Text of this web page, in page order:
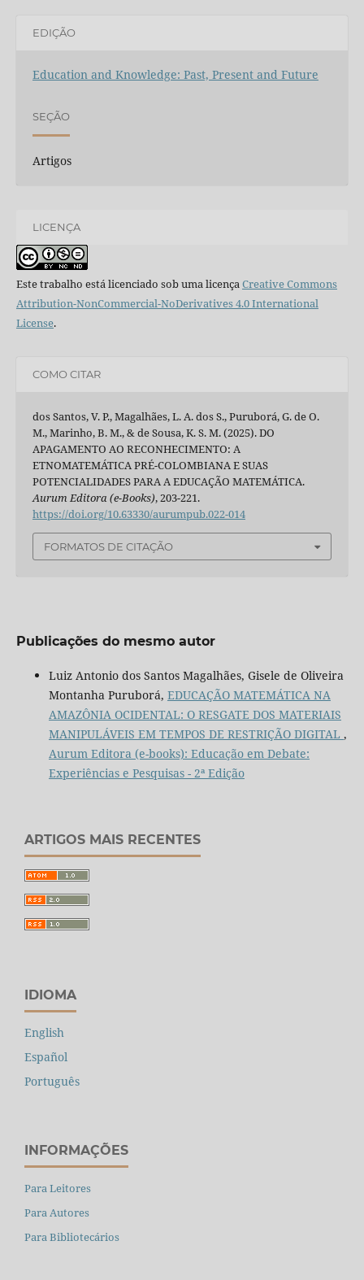
EDIÇÃO
Education and Knowledge: Past, Present and Future
SEÇÃO
Artigos
LICENÇA
Este trabalho está licenciado sob uma licençaCreative Commons
Attribution-NonCommercial-NoDerivatives 4.0 International
License.
COMO CITAR
dos Santos, V. P., Magalhães, L. A. dos S., Puruborá, G. de O.
M., Marinho, B. M., & de Sousa, K. S. M. (2025). DO
APAGAMENTO AO RECONHECIMENTO: A
ETNOMATEMÁTICA PRÉ-COLOMBIANA E SUAS
POTENCIALIDADES PARA A EDUCAÇÃO MATEMÁTICA.
Aurum Editora (e-Books), 203-221.
https://doi.org/10.63330/aurumpub.022-014
FORMATOS DE CITAÇÃO
Publicações do mesmo autor
Luiz Antonio dos Santos Magalhães, Gisele de Oliveira
Montanha Puruborá, EDUCAÇÃO MATEMÁTICA NA
AMAZÔNIA OCIDENTAL: O RESGATE DOS MATERIAIS
MANIPULÁVEIS EM TEMPOS DE RESTRIÇÃO DIGITAL ,
Aurum Editora (e-books): Educação em Debate:
Experiências e Pesquisas - 2ª Edição
ARTIGOS MAIS RECENTES
IDIOMA
English
Español
Português
INFORMAÇÕES
Para Leitores
Para Autores
Para Bibliotecários